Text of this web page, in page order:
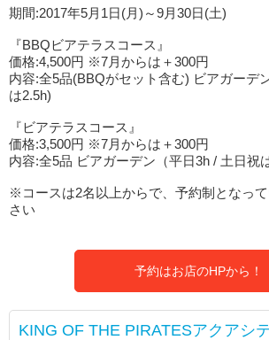
期間:2017年5月1日(月)～9月30日(土)
『BBQビアテラスコース』
価格:4,500円 ※7月からは＋300円
内容:全5品(BBQがセット含む) ビアガーデ
は2.5h)
『ビアテラスコース』
価格:3,500円 ※7月からは＋300円
内容:全5品 ビアガーデン（平日3h / 土日祝
※コースは2名以上からで、予約制となっ
さい
予約はお店のHPから！
KING OF THE PIRATESアクアシ